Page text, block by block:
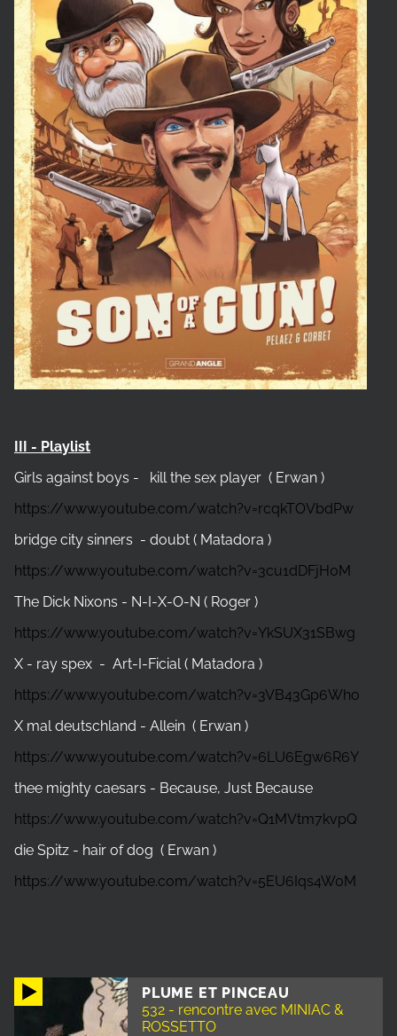
PLUME ET PINCEAU
532 - rencontre avec MINIAC &
ROSSETTO
III - Playlist
Girls against boys - kill the sex player ( Erwan )
https://www.youtube.com/watch?v=rcqkTOVbdPw
bridge city sinners - doubt ( Matadora )
https://www.youtube.com/watch?v=3cu1dDFjH0M
The Dick Nixons - N-I-X-O-N ( Roger )
https://www.youtube.com/watch?v=YkSUX31SBwg
X - ray spex - Art-I-Ficial ( Matadora )
https://www.youtube.com/watch?v=3VB43Gp6Who
X mal deutschland - Allein ( Erwan )
https://www.youtube.com/watch?v=6LU6Egw6R6Y
thee mighty caesars - Because, Just Because
https://www.youtube.com/watch?v=Q1MVtm7kvpQ
die Spitz - hair of dog ( Erwan )
https://www.youtube.com/watch?v=5EU6Iqs4W0M